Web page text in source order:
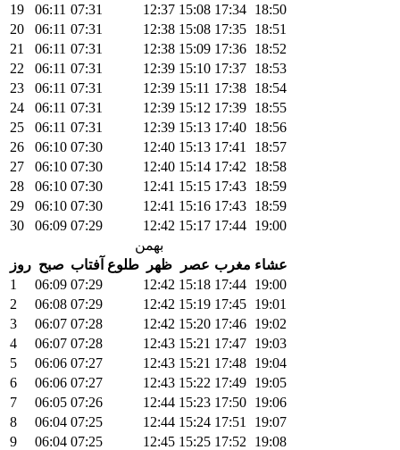
19
06:11 07:31 12:37 15:08 17:34 18:50
20
06:11 07:31 12:38 15:08 17:35 18:51
21
06:11 07:31 12:38 15:09 17:36 18:52
22
06:11 07:31 12:39 15:10 17:37 18:53
23
06:11 07:31 12:39 15:11 17:38 18:54
24
06:11 07:31 12:39 15:12 17:39 18:55
25
06:11 07:31 12:39 15:13 17:40 18:56
26
06:10 07:30 12:40 15:13 17:41
18:57
27
06:10 07:30 12:40 15:14 17:42
18:58
28
06:10 07:30 12:41 15:15 17:43 18:59
29
06:10 07:30 12:41 15:16 17:43 18:59
30
06:09 07:29 12:42 15:17 17:44 19:00
بهمن
روز صبح طلوع آفتاب ظهر عصر مغرب عشاء
1
06:09 07:29 12:42 15:18 17:44 19:00
2
06:08 07:29 12:42 15:19 17:45 19:01
3
06:07 07:28 12:42 15:20 17:46 19:02
4
06:07 07:28 12:43 15:21 17:47 19:03
5
06:06 07:27 12:43 15:21 17:48 19:04
6
06:06 07:27 12:43 15:22 17:49 19:05
7
06:05 07:26 12:44 15:23 17:50 19:06
8
06:04 07:25 12:44 15:24 17:51
19:07
9
06:04 07:25 12:45 15:25 17:52
19:08